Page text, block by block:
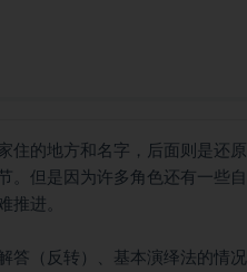
住的地方和名字，后面则是还
但是因为许多角色还有一些
推进。
（反转）、基本演绎法的情